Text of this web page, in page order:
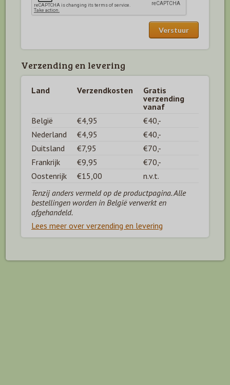
Verzending en levering
Land Verzendkosten
Gratis
verzending
vanaf
België
€4,95
€40,-
Nederland
€4,95
€40,-
Duitsland
€7,95
€70,-
Frankrijk
€9,95
€70,-
Oostenrijk
€15,00
n.v.t.
Tenzij anders vermeld op de productpagina. Alle
bestellingen worden in België verwerkt en
afgehandeld.
Lees meer over verzending en levering